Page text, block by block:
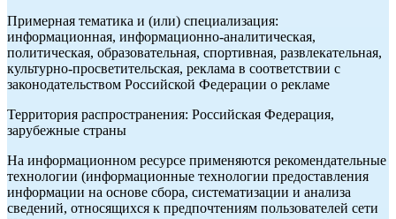
Примерная тематика и (или) специализация:
информационная, информационно-аналитическая,
политическая, образовательная, спортивная, развлекательная,
культурно-просветительская, реклама в соответствии с
законодательством Российской Федерации о рекламе
Территория распространения: Российская Федерация,
зарубежные страны
На информационном ресурсе применяются рекомендательные
технологии (информационные технологии предоставления
информации на основе сбора, систематизации и анализа
сведений, относящихся к предпочтениям пользователей сети